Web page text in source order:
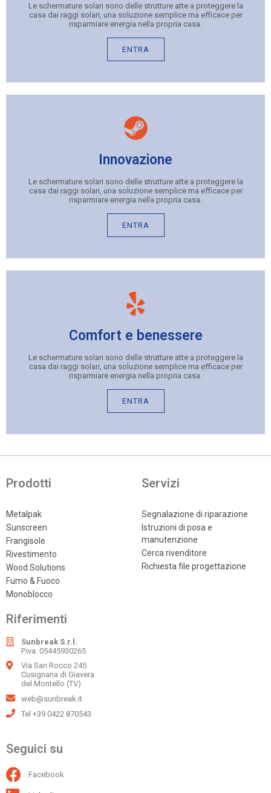
Le schermature solari sono delle strutture atte a proteggere la
casa dai raggi solari, una soluzione semplice ma efficace per
risparmiare energia nella propria casa.
ENTRA
Innovazione
Le schermature solari sono delle strutture atte a proteggere la
casa dai raggi solari, una soluzione semplice ma efficace per
risparmiare energia nella propria casa.
ENTRA
Comfort e benessere
Le schermature solari sono delle strutture atte a proteggere la
casa dai raggi solari, una soluzione semplice ma efficace per
risparmiare energia nella propria casa.
ENTRA
Prodotti
Metalpak
Sunscreen
Frangisole
Rivestimento
Wood Solutions
Fumo & Fuoco
Monoblocco
Servizi
Segnalazione di riparazione
Istruzioni di posa e
manutenzione
Cerca rivenditore
Richiesta file progettazione
Riferimenti
Sunbreak S.r.l.
P.iva: 05445930265
Via San Rocco 245
Cusignana di Giavera
del Montello (TV)
web@sunbreak.it
Tel +39 0422 870543
Seguici su
Facebook